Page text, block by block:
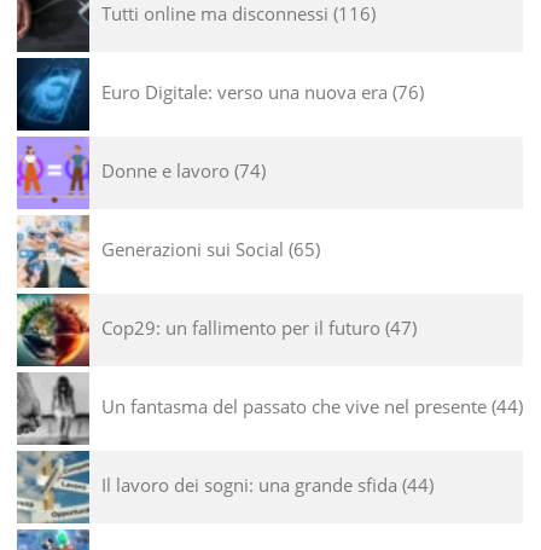
Tutti online ma disconnessi 116
Euro Digitale: verso una nuova era 76
Donne e lavoro 74
Generazioni sui Social 65
Cop29: un fallimento per il futuro 47
Un fantasma del passato che vive nel presente 44
Il lavoro dei sogni: una grande sfida 44